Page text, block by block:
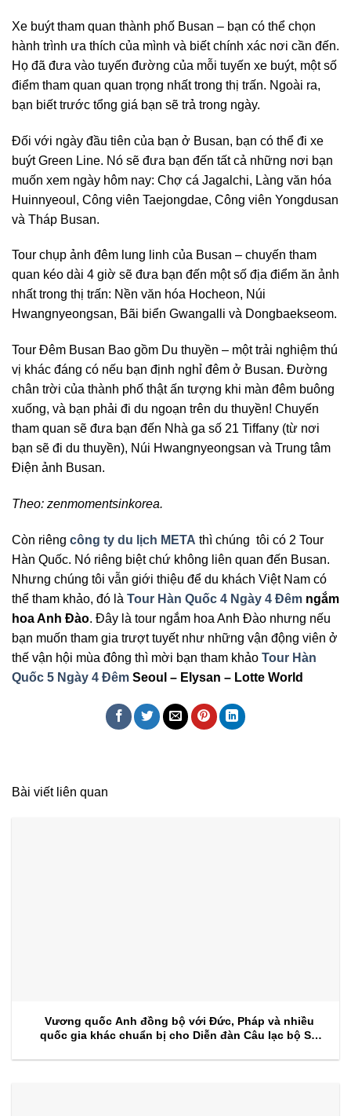
Xe buýt tham quan thành phố Busan – bạn có thể chọn
hành trình ưa thích của mình và biết chính xác nơi cần đến.
Họ đã đưa vào tuyến đường của mỗi tuyến xe buýt, một số
điểm tham quan quan trọng nhất trong thị trấn. Ngoài ra,
bạn biết trước tổng giá bạn sẽ trả trong ngày.
Đối với ngày đầu tiên của bạn ở Busan, bạn có thể đi xe
buýt Green Line. Nó sẽ đưa bạn đến tất cả những nơi bạn
muốn xem ngày hôm nay: Chợ cá Jagalchi, Làng văn hóa
Huinnyeoul, Công viên Taejongdae, Công viên Yongdusan
và Tháp Busan.
Tour chụp ảnh đêm lung linh của Busan – chuyến tham
quan kéo dài 4 giờ sẽ đưa bạn đến một số địa điểm ăn ảnh
nhất trong thị trấn: Nền văn hóa Hocheon, Núi
Hwangnyeongsan, Bãi biển Gwangalli và Dongbaekseom.
Tour Đêm Busan Bao gồm Du thuyền – một trải nghiệm thú
vị khác đáng có nếu bạn định nghỉ đêm ở Busan. Đường
chân trời của thành phố thật ấn tượng khi màn đêm buông
xuống, và bạn phải đi du ngoạn trên du thuyền! Chuyến
tham quan sẽ đưa bạn đến Nhà ga số 21 Tiffany (từ nơi
bạn sẽ đi du thuyền), Núi Hwangnyeongsan và Trung tâm
Điện ảnh Busan.
Theo: zenmomentsinkorea.
Còn riêng công ty du lịch META thì chúng tôi có 2 Tour
Hàn Quốc. Nó riêng biệt chứ không liên quan đến Busan.
Nhưng chúng tôi vẫn giới thiệu để du khách Việt Nam có
thể tham khảo, đó là Tour Hàn Quốc 4 Ngày 4 Đêm ngắm
hoa Anh Đào. Đây là tour ngắm hoa Anh Đào nhưng nếu
bạn muốn tham gia trượt tuyết như những vận động viên ở
thế vận hội mùa đông thì mời bạn tham khảo Tour Hàn
Quốc 5 Ngày 4 Đêm Seoul – Elysan – Lotte World
Bài viết liên quan
Vương quốc Anh đồng bộ với Đức, Pháp và nhiều
quốc gia khác chuẩn bị cho Diễn đàn Câu lạc bộ Sự